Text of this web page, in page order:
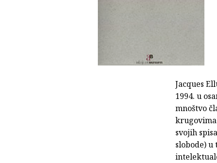
Jacques
1994. u
mnoštvo
svojih
slobode)